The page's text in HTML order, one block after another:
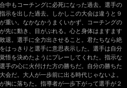
中もコーチングに必死になった過去。選手の
示を出した過去。しかしこの大会は違うと９
重い。なかなかうまくいかず、コーチングの
先に動き、目がぶれる。心と身体はますます
退。選手に全力出させること。君たちなら絶
はっきりと選手に意思表示した。選手は自分
悟を決めたようにプレーしてくれた。指示な
手の心に火付けた方の勝ちだ。自分の勝ちた
会だ。大人が一歩前に出る時代じゃないよ。
胸に落ちた。指導者が一歩下がって選手が２